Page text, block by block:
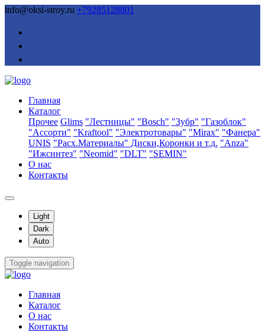
info@oksi-stroy.ru +79285128801
Главная
Каталог
Прочее Glims "Лестницы" "Bosch" "Зубр" "Газоблок"
"Ассорти" "Kraftool" "Электротовары" "Mirax" "Фанера"
UNIS "Расх.Материалы" Диски,Коронки и т.д. "Anza"
"Ижсинтез" "Neomid" "DLT" "SEMIN"
О нас
Контакты
Light
Dark
Auto
Toggle navigation
Главная
Каталог
О нас
Контакты